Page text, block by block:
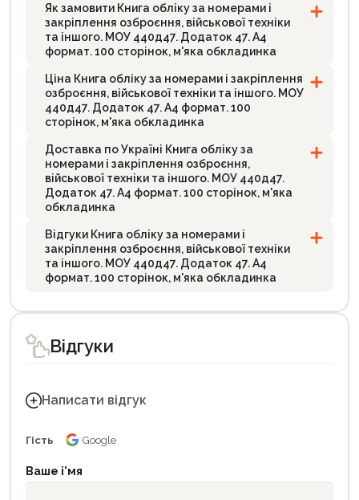
Як замовити Книга обліку за номерами і
закріплення озброєння, військової техніки
та іншого. МОУ 440д47. Додаток 47. А4
формат. 100 сторінок, м'яка обкладинка
Ціна Книга обліку за номерами і закріплення
озброєння, військової техніки та іншого. МОУ
440д47. Додаток 47. А4 формат. 100
сторінок, м'яка обкладинка
Доставка по Україні Книга обліку за
номерами і закріплення озброєння,
військової техніки та іншого. МОУ 440д47.
Додаток 47. А4 формат. 100 сторінок, м'яка
обкладинка
Відгуки Книга обліку за номерами і
закріплення озброєння, військової техніки
та іншого. МОУ 440д47. Додаток 47. А4
формат. 100 сторінок, м'яка обкладинка
Відгуки
Написати відгук
Гість Google
Ваше і'мя